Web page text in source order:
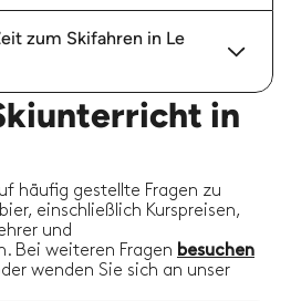
zum Skifahren in Le
in
häufig gestellte Fragen zu
einschließlich Kurspreisen,
und
Bei weiteren Fragen besuchen
wenden Sie sich an unser